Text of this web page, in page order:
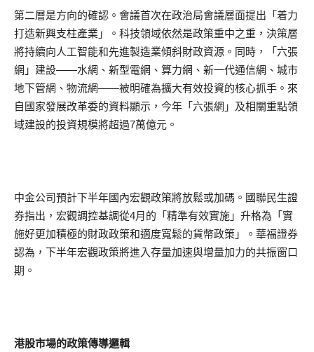
第二層是方向的確認。會議首次在政治局會議層面提出「着力
打造新興支柱產業」。科技領域依然是政策重中之重，決策層
將持續向人工智能和先進製造業傾斜財政資源。同時，「六張
網」建設——水網、新型電網、算力網、新一代通信網、城市
地下管網、物流網——被明確為擴大有效投資的核心抓手。來
自國家發展改革委的資料顯示，今年「六張網」及相關重點領
域建設的投資規模將超過7萬億元。
中金公司預計下半年國內宏觀政策將放鬆或加碼。國聯民生證
券指出，宏觀調控基調從4月的「精準有效實施」升格為「實
施好更加積極的財政政策和適度寬鬆的貨幣政策」。華福證券
認為，下半年宏觀政策將進入存量加速與增量加力的共振窗口
期。
港股市場的政策傳導邏輯